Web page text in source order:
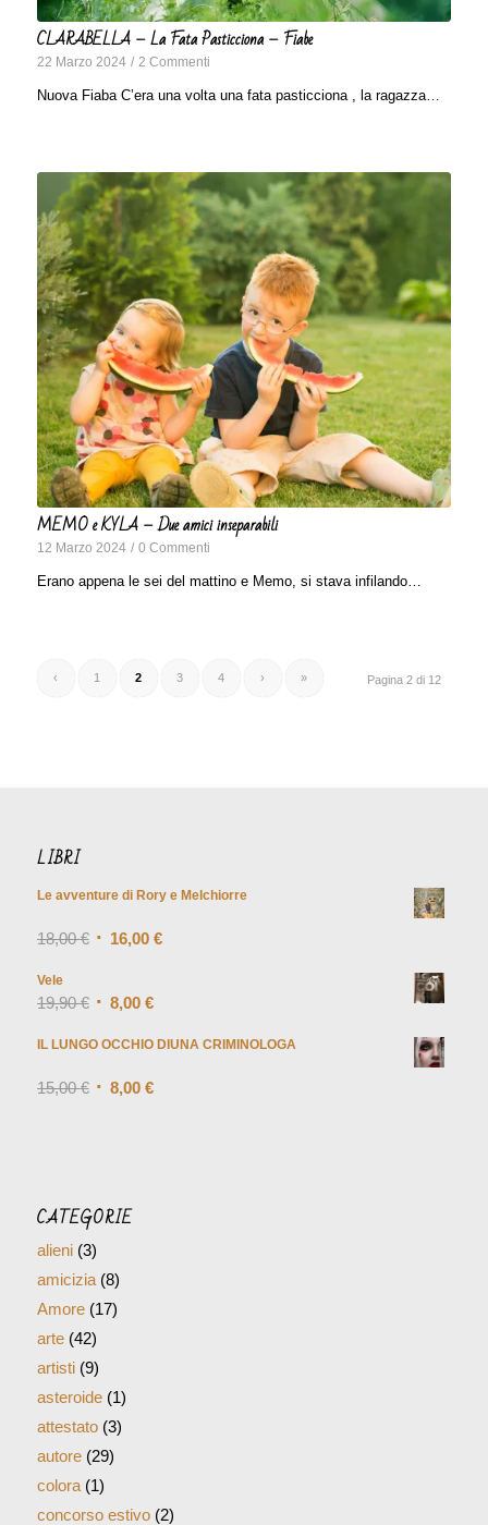
CLARABELLA – La Fata Pasticciona – Fiabe
22 Marzo 2024 / 2 Commenti
Nuova Fiaba C’era una volta una fata pasticciona , la ragazza…
MEMO e KYLA – Due amici inseparabili
12 Marzo 2024 / 0 Commenti
Erano appena le sei del mattino e Memo, si stava infilando…
Pagina 2 di 12
‹ 1 2 3 4 › »
LIBRI
Le avventure di Rory e Melchiorre
Valutato5.00
su
18,00€ 16,00 €
Vele
19,90€ 8,00 €
IL LUNGO OCCHIO DIUNA CRIMINOLOGA
Valutato4.00
15,00€ 8,00 €
CATEGORIE
alieni(3)
amicizia(8)
Amore(17)
arte(42)
artisti(9)
asteroide(1)
attestato(3)
autore(29)
colora(1)
concorso estivo(2)